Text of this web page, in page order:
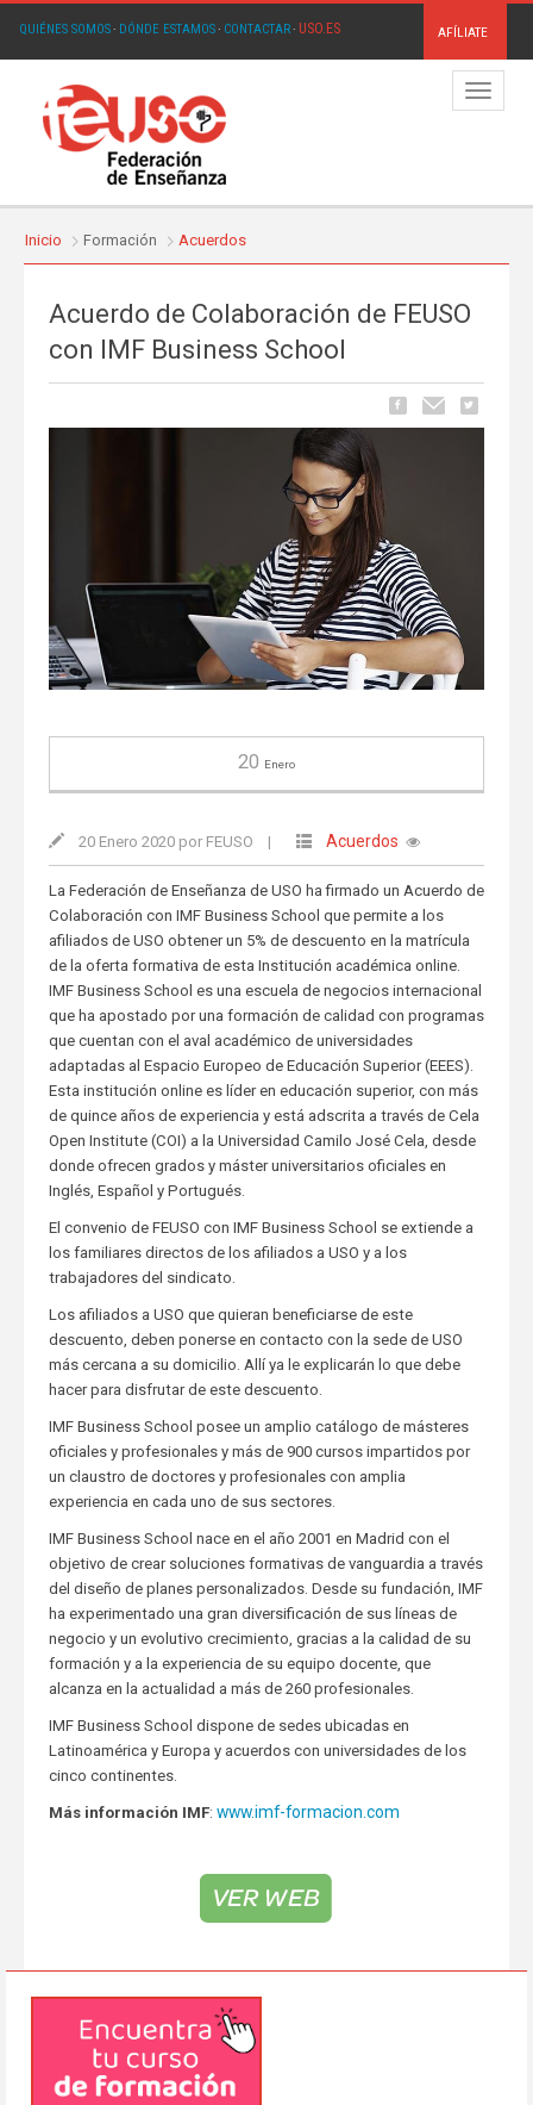
QUIÉNES SOMOS· DÓNDE ESTAMOS· CONTACTAR· USO.ES AFÍLIATE
Menú
Inicio Formación Acuerdos
Acuerdo de Colaboración de FEUSO
con IMF Business School
20 Enero
20 Enero 2020 por FEUSO | Acuerdos
La Federación de Enseñanza de USO ha firmado un Acuerdo de
Colaboración con IMF Business School que permite a los
afiliados de USO obtener un 5% de descuento en la matrícula
de la oferta formativa de esta Institución académica online.
IMF Business School es una escuela de negocios internacional
que ha apostado por una formación de calidad con programas
que cuentan con el aval académico de universidades
adaptadas al Espacio Europeo de Educación Superior (EEES).
Esta institución online es líder en educación superior, con más
de quince años de experiencia y está adscrita a través de Cela
Open Institute (COI) a la Universidad Camilo José Cela, desde
donde ofrecen grados y máster universitarios oficiales en
Inglés, Español y Portugués.
El convenio de FEUSO con IMF Business School se extiende a
los familiares directos de los afiliados a USO y a los
trabajadores del sindicato.
Los afiliados a USO que quieran beneficiarse de este
descuento, deben ponerse en contacto con la sede de USO
más cercana a su domicilio. Allí ya le explicarán lo que debe
hacer para disfrutar de este descuento.
IMF Business School posee un amplio catálogo de másteres
oficiales y profesionales y más de 900 cursos impartidos por
un claustro de doctores y profesionales con amplia
experiencia en cada uno de sus sectores.
IMF Business School nace en el año 2001 en Madrid con el
objetivo de crear soluciones formativas de vanguardia a través
del diseño de planes personalizados. Desde su fundación, IMF
ha experimentado una gran diversificación de sus líneas de
negocio y un evolutivo crecimiento, gracias a la calidad de su
formación y a la experiencia de su equipo docente, que
alcanza en la actualidad a más de 260 profesionales.
IMF Business School dispone de sedes ubicadas en
Latinoamérica y Europa y acuerdos con universidades de los
cinco continentes.
Más información IMF: www.imf-formacion.com